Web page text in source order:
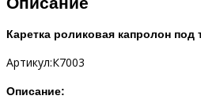
Каретка роликовая капролон под
Артикул:К7003
Описание: